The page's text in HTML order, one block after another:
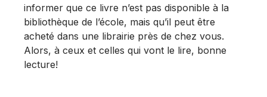
informer que ce livre n’est pas disponible à la
bibliothèque de l’école, mais qu’il peut être
acheté dans une librairie près de chez vous.
Alors, à ceux et celles qui vont le lire, bonne
lecture!